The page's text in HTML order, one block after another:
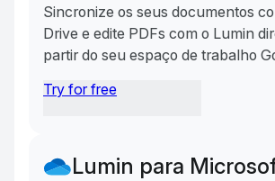
Sincronize os seus documentos
Drive e edite PDFs com o Lumin
partir do seu espaço de trabalho
Try for free
Lumin para